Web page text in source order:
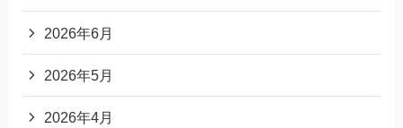
2026年6月
2026年5月
2026年4月